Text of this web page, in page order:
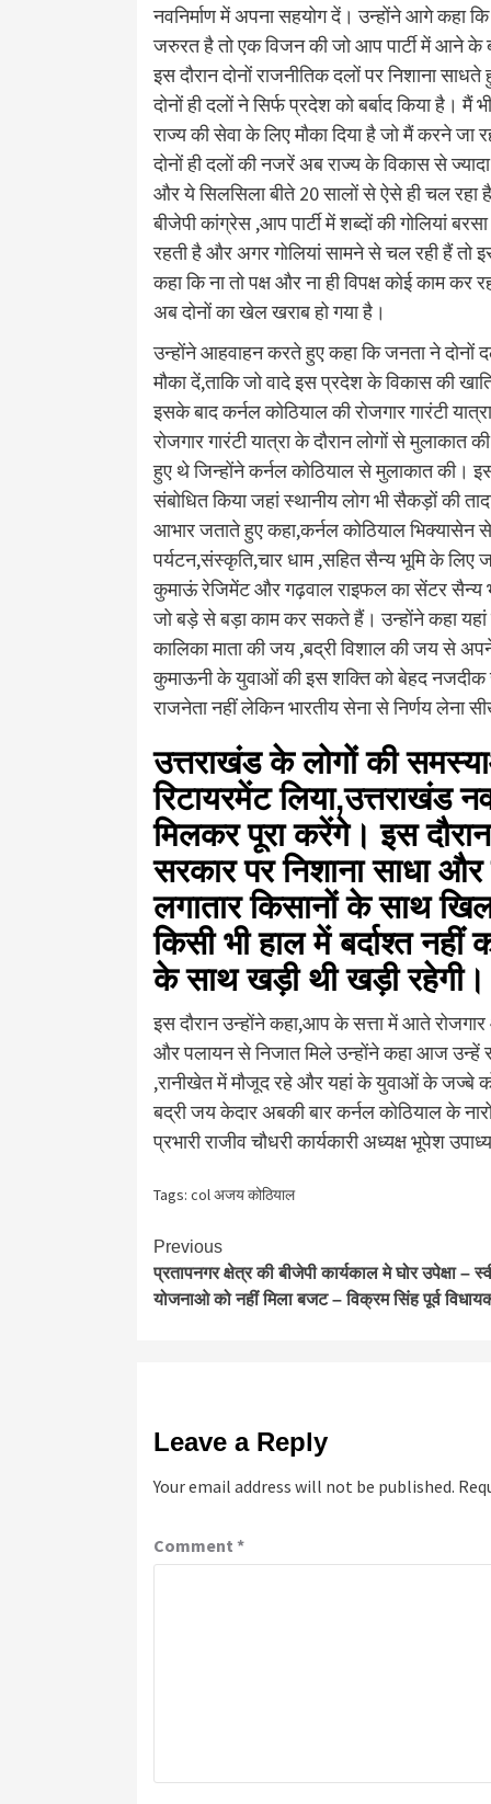
नवनिर्माण में अपना सहयोग दें। उन्होंने आगे कहा
जरुरत है तो एक विजन की जो आप पार्टी में आने के
इस दौरान दोनों राजनीतिक दलों पर निशाना
दोनों ही दलों ने सिर्फ प्रदेश को बर्बाद किया है।
राज्य की सेवा के लिए मौका दिया है जो मैं करने जा
दोनों ही दलों की नजरें अब राज्य के विकास से
और ये सिलसिला बीते 20 सालों से ऐसे ही चल
बीजेपी कांग्रेस ,आप पार्टी में शब्दों की गोलियां
रहती है और अगर गोलियां सामने से चल रही हैं तो
कहा कि ना तो पक्ष और ना ही विपक्ष कोई काम
अब दोनों का खेल खराब हो गया है।
उन्होंने आहवाहन करते हुए कहा कि जनता ने दोनों
मौका दें,ताकि जो वादे इस प्रदेश के विकास की
इसके बाद कर्नल कोठियाल की रोजगार गारंटी
रोजगार गारंटी यात्रा के दौरान लोगों से
हुए थे जिन्होंने कर्नल कोठियाल से मुलाकात की।
संबोधित किया जहां स्थानीय लोग भी सैकड़ों की
आभार जताते हुए कहा,कर्नल कोठियाल भिक्यासेन से
पर्यटन,संस्कृति,चार धाम ,सहित सैन्य भूमि के लिए
कुमाऊं रेजिमेंट और गढ़वाल राइफल का सेंटर सैन्य
जो बड़े से बड़ा काम कर सकते हैं। उन्होंने कहा
कालिका माता की जय ,बद्री विशाल की जय से
कुमाऊनी के युवाओं की इस शक्ति को बेहद नजदीक
राजनेता नहीं लेकिन भारतीय सेना से निर्णय लेना
उत्तराखंड के लोगों की
रिटायरमेंट लिया,उत्तराखंड
मिलकर पूरा करेंगे। इस
सरकार पर निशाना साधा
लगातार किसानों के साथ
किसी भी हाल में बर्दाश्त नहीं
के साथ खड़ी थी खड़ी रहेगी।
इस दौरान उन्होंने कहा,आप के सत्ता में आते
और पलायन से निजात मिले उन्होंने कहा आज उन्हें
,रानीखेत में मौजूद रहे और यहां के युवाओं के जज्बे
बद्री जय केदार अबकी बार कर्नल कोठियाल के
प्रभारी राजीव चौधरी कार्यकारी अध्यक्ष भूपेश
Tags: col अजय कोठियाल
Continue
Reading
Previous
प्रतापनगर क्षेत्र की बीजेपी कार्यकाल मे घोर उपेक्षा –
योजनाओ को नहीं मिला बजट – विक्रम सिंह पूर्व
Leave a Reply
Your email address will not be published.
Comment *